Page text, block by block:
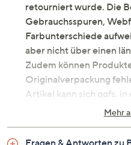
retourniert wurde. Die
Gebrauchsspuren,
Farbunterschiede
aber nicht über einen
Zudem können
Originalverpackung
Artikel kann sich ggfs.
Umverpackung
Kleid mit
Mehr